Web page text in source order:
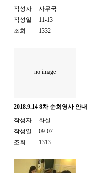
작성자
사무국
작성일
11-13
조회
1332
no image
2018.9.14 8차 순회영사 안내
작성자
화실
작성일
09-07
조회
1313